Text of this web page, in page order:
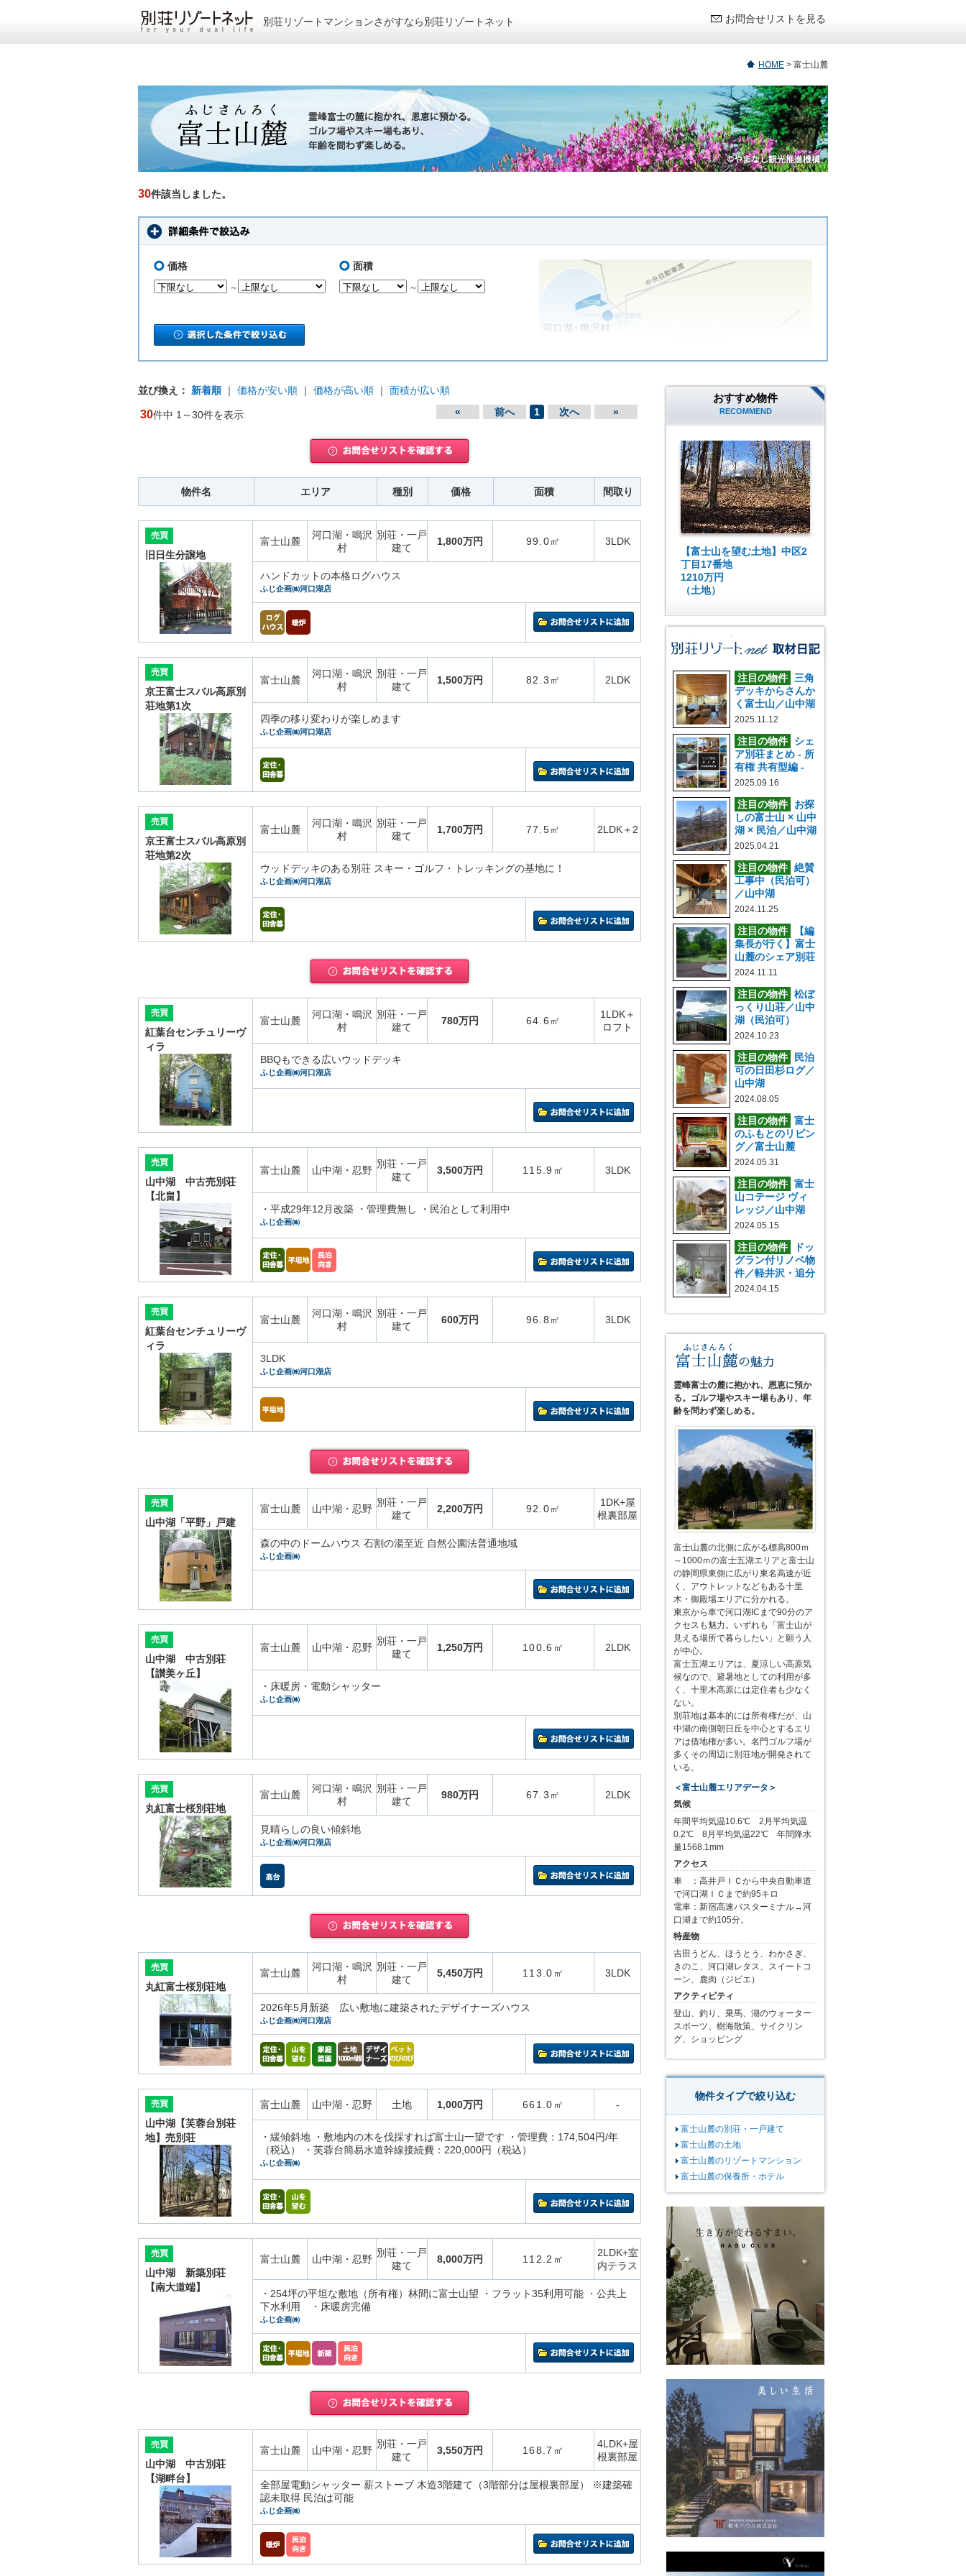
別荘リゾートマンションさがすなら別荘リゾートネット お問合せリストを見る
HOME > 富士山麓
30件該当しました。
価格
～
面積
～
並び換え： 新着順 ｜ 価格が安い順 ｜ 価格が高い順 ｜ 面積が広い順
30件中 1～30件を表示 « 前へ 1 次へ »
物件名 エリア 種別 価格 面積 間取り
売買
旧日生分譲地
富士山麓
河口湖・鳴沢
村
別荘・一戸
建て
1,800万円 99.0㎡ 3LDK
ハンドカットの本格ログハウス
ふじ企画㈱河口湖店
売買
京王富士スバル高原別
荘地第1次
富士山麓
河口湖・鳴沢
村
別荘・一戸
建て
1,500万円 82.3㎡ 2LDK
四季の移り変わりが楽しめます
ふじ企画㈱河口湖店
売買
京王富士スバル高原別
荘地第2次
富士山麓
河口湖・鳴沢
村
別荘・一戸
建て
1,700万円 77.5㎡ 2LDK＋2
ウッドデッキのある別荘 スキー・ゴルフ・トレッキングの基地に！
ふじ企画㈱河口湖店
売買
紅葉台センチュリーヴ
ィラ
富士山麓
河口湖・鳴沢
村
別荘・一戸
建て
780万円 64.6㎡
1LDK＋
ロフト
BBQもできる広いウッドデッキ
ふじ企画㈱河口湖店
売買
山中湖 中古売別荘
【北畠】
富士山麓 山中湖・忍野
別荘・一戸
建て
3,500万円 115.9㎡ 3LDK
・平成29年12月改築 ・管理費無し ・民泊として利用中
ふじ企画㈱
売買
紅葉台センチュリーヴ
ィラ
富士山麓
河口湖・鳴沢
村
別荘・一戸
建て
600万円 96.8㎡ 3LDK
3LDK
ふじ企画㈱河口湖店
売買
山中湖「平野」戸建
富士山麓 山中湖・忍野
別荘・一戸
建て
2,200万円 92.0㎡
1DK+屋
根裏部屋
森の中のドームハウス 石割の湯至近 自然公園法普通地域
ふじ企画㈱
売買
山中湖 中古別荘
【讃美ヶ丘】
富士山麓 山中湖・忍野
別荘・一戸
建て
1,250万円 100.6㎡ 2LDK
・床暖房・電動シャッター
ふじ企画㈱
売買
丸紅富士桜別荘地
富士山麓
河口湖・鳴沢
村
別荘・一戸
建て
980万円 67.3㎡ 2LDK
見晴らしの良い傾斜地
ふじ企画㈱河口湖店
売買
丸紅富士桜別荘地
富士山麓
河口湖・鳴沢
村
別荘・一戸
建て
5,450万円 113.0㎡ 3LDK
2026年5月新築 広い敷地に建築されたデザイナーズハウス
ふじ企画㈱河口湖店
売買
山中湖【芙蓉台別荘
地】売別荘
富士山麓 山中湖・忍野 土地 1,000万円 661.0㎡ -
・緩傾斜地 ・敷地内の木を伐採すれば富士山一望です ・管理費：174,504円/年
（税込） ・芙蓉台簡易水道幹線接続費：220,000円（税込）
ふじ企画㈱
売買
山中湖 新築別荘
【南大道端】
富士山麓 山中湖・忍野
別荘・一戸
建て
8,000万円 112.2㎡
2LDK+室
内テラス
・254坪の平坦な敷地（所有権）林間に富士山望 ・フラット35利用可能 ・公共上
下水利用 ・床暖房完備
ふじ企画㈱
売買
山中湖 中古別荘
【湖畔台】
富士山麓 山中湖・忍野
別荘・一戸
建て
3,550万円 168.7㎡
4LDK+屋
根裏部屋
全部屋電動シャッター 薪ストーブ 木造3階建て（3階部分は屋根裏部屋） ※建築確
認未取得 民泊は可能
ふじ企画㈱
おすすめ物件
RECOMMEND
【富士山を望む土地】中区2
丁目17番地
1210万円
（土地）
注目の物件
三角
デッキからさんか
く富士山／山中湖
2025.11.12
注目の物件
シェ
ア別荘まとめ - 所
有権 共有型編 -
2025.09.16
注目の物件
お探
しの富士山 × 山中
湖 × 民泊／山中湖
2025.04.21
注目の物件 絶賛
工事中（民泊可）
／山中湖
2024.11.25
注目の物件
【編
集長が行く】富士
山麓のシェア別荘
2024.11.11
注目の物件 松ぼ
っくり山荘／山中
湖（民泊可）
2024.10.23
注目の物件
民泊
可の日田杉ログ／
山中湖
2024.08.05
注目の物件 富士
のふもとのリビン
グ／富士山麓
2024.05.31
注目の物件 富士
山コテージ ヴィ
レッジ／山中湖
2024.05.15
注目の物件
ドッ
グラン付リノベ物
件／軽井沢・追分
2024.04.15
霊峰富士の麓に抱かれ、恩恵に預か
る。ゴルフ場やスキー場もあり、年
齢を問わず楽しめる。
富士山麓の北側に広がる標高800ｍ
～1000ｍの富士五湖エリアと富士山
の静岡県東側に広がり東名高速が近
く、アウトレットなどもある十里
木・御殿場エリアに分かれる。
東京から車で河口湖ICまで90分のア
クセスも魅力。いずれも「富士山が
見える場所で暮らしたい」と願う人
が中心。
富士五湖エリアは、夏涼しい高原気
候なので、避暑地としての利用が多
く、十里木高原には定住者も少なく
ない。
別荘地は基本的には所有権だが、山
中湖の南側朝日丘を中心とするエリ
アは借地権が多い。名門ゴルフ場が
多くその周辺に別荘地が開発されて
いる。
＜富士山麓エリアデータ＞
気候
年間平均気温10.6℃ 2月平均気温
0.2℃ 8月平均気温22℃ 年間降水
量1568.1mm
アクセス
車 ：高井戸ＩＣから中央自動車道
で河口湖ＩＣまで約95キロ
電車：新宿高速バスターミナル→河
口湖まで約105分。
特産物
吉田うどん、ほうとう、わかさぎ、
きのこ、河口湖レタス、スイートコ
ーン、鹿肉（ジビエ）
アクティビティ
登山、釣り、乗馬、湖のウォーター
スポーツ、樹海散策、サイクリン
グ、ショッピング
物件タイプで絞り込む
富士山麓の別荘・一戸建て
富士山麓の土地
富士山麓のリゾートマンション
富士山麓の保養所・ホテル